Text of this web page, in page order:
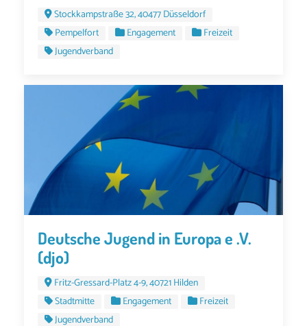
Stockkampstraße 32, 40477 Düsseldorf
Pempelfort
Engagement
Freizeit
Jugendverband
Deutsche Jugend in Europa e .V.
(djo)
Fritz-Gressard-Platz 4-9, 40721 Hilden
Stadtmitte
Engagement
Freizeit
Jugendverband